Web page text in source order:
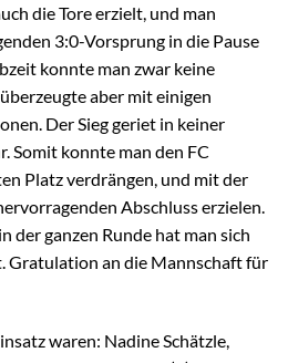
die Tore erzielt, und man
3:0-Vorsprung in die Pause
konnte man zwar keine
aber mit einigen
Der Sieg geriet in keiner
Somit konnte man den FC
Platz verdrängen, und mit der
Abschluss erzielen.
der ganzen Runde hat man sich
Gratulation an die Mannschaft für
waren: Nadine Schätzle,